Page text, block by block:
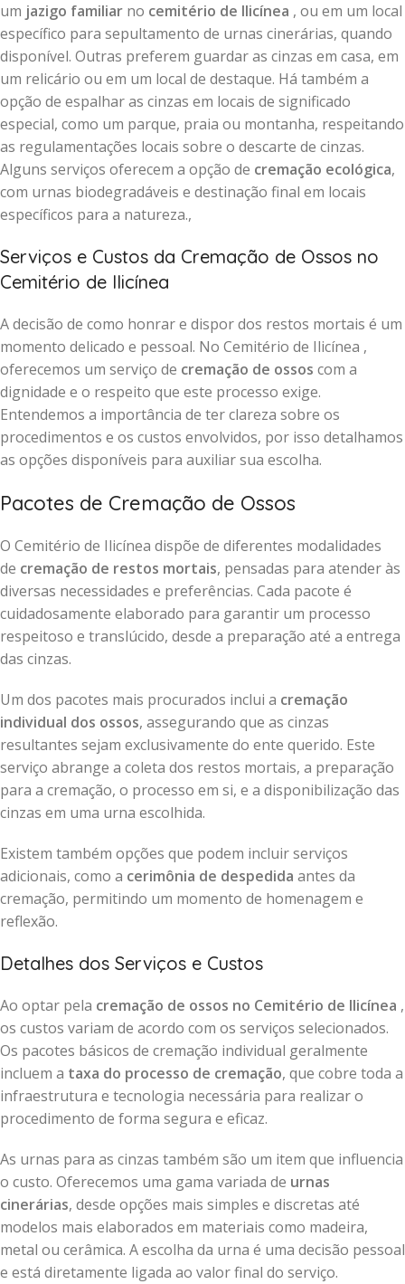
um jazigo familiar no cemitério de Ilicínea , ou em um local
específico para sepultamento de urnas cinerárias, quando
disponível. Outras preferem guardar as cinzas em casa, em
um relicário ou em um local de destaque. Há também a
opção de espalhar as cinzas em locais de significado
especial, como um parque, praia ou montanha, respeitando
as regulamentações locais sobre o descarte de cinzas.
Alguns serviços oferecem a opção de cremação ecológica,
com urnas biodegradáveis e destinação final em locais
específicos para a natureza.,
Serviços e Custos da Cremação de Ossos no
Cemitério de Ilicínea
A decisão de como honrar e dispor dos restos mortais é um
momento delicado e pessoal. No Cemitério de Ilicínea ,
oferecemos um serviço de cremação de ossos com a
dignidade e o respeito que este processo exige.
Entendemos a importância de ter clareza sobre os
procedimentos e os custos envolvidos, por isso detalhamos
as opções disponíveis para auxiliar sua escolha.
Pacotes de Cremação de Ossos
O Cemitério de Ilicínea dispõe de diferentes modalidades
de cremação de restos mortais, pensadas para atender às
diversas necessidades e preferências. Cada pacote é
cuidadosamente elaborado para garantir um processo
respeitoso e translúcido, desde a preparação até a entrega
das cinzas.
Um dos pacotes mais procurados inclui a cremação
individual dos ossos, assegurando que as cinzas
resultantes sejam exclusivamente do ente querido. Este
serviço abrange a coleta dos restos mortais, a preparação
para a cremação, o processo em si, e a disponibilização das
cinzas em uma urna escolhida.
Existem também opções que podem incluir serviços
adicionais, como a cerimônia de despedida antes da
cremação, permitindo um momento de homenagem e
reflexão.
Detalhes dos Serviços e Custos
Ao optar pela cremação de ossos no Cemitério de Ilicínea ,
os custos variam de acordo com os serviços selecionados.
Os pacotes básicos de cremação individual geralmente
incluem a taxa do processo de cremação, que cobre toda a
infraestrutura e tecnologia necessária para realizar o
procedimento de forma segura e eficaz.
As urnas para as cinzas também são um item que influencia
o custo. Oferecemos uma gama variada de urnas
cinerárias, desde opções mais simples e discretas até
modelos mais elaborados em materiais como madeira,
metal ou cerâmica. A escolha da urna é uma decisão pessoal
e está diretamente ligada ao valor final do serviço.